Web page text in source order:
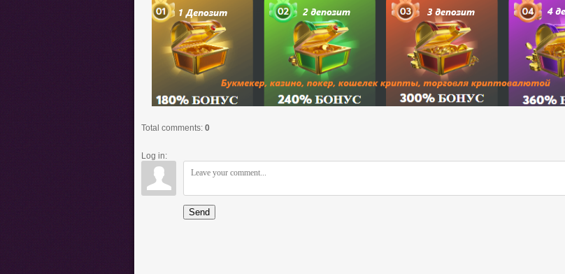
Total comments: 0
Log in:
Send